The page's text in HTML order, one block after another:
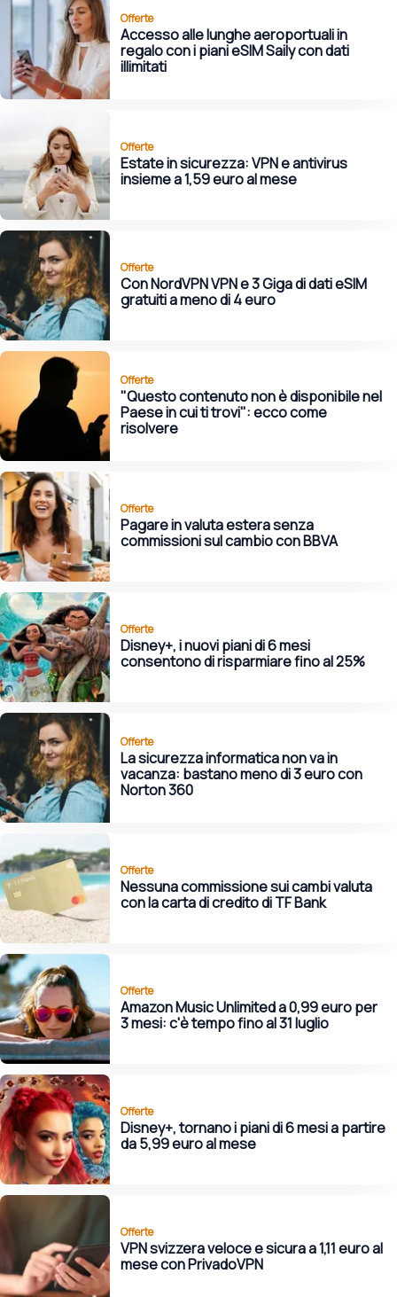
Offerte
Accesso alle lunghe aeroportuali in
regalo con i piani eSIM Saily con dati
illimitati
Offerte
Estate in sicurezza: VPN e antivirus
insieme a 1,59 euro al mese
Offerte
Con NordVPN VPN e 3 Giga di dati eSIM
gratuiti a meno di 4 euro
Offerte
"Questo contenuto non è disponibile nel
Paese in cui ti trovi": ecco come
risolvere
Offerte
Pagare in valuta estera senza
commissioni sul cambio con BBVA
Offerte
Disney+, i nuovi piani di 6 mesi
consentono di risparmiare fino al 25%
Offerte
La sicurezza informatica non va in
vacanza: bastano meno di 3 euro con
Norton 360
Offerte
Nessuna commissione sui cambi valuta
con la carta di credito di TF Bank
Offerte
Amazon Music Unlimited a 0,99 euro per
3 mesi: c'è tempo fino al 31 luglio
Offerte
Disney+, tornano i piani di 6 mesi a partire
da 5,99 euro al mese
Offerte
VPN svizzera veloce e sicura a 1,11 euro al
mese con PrivadoVPN